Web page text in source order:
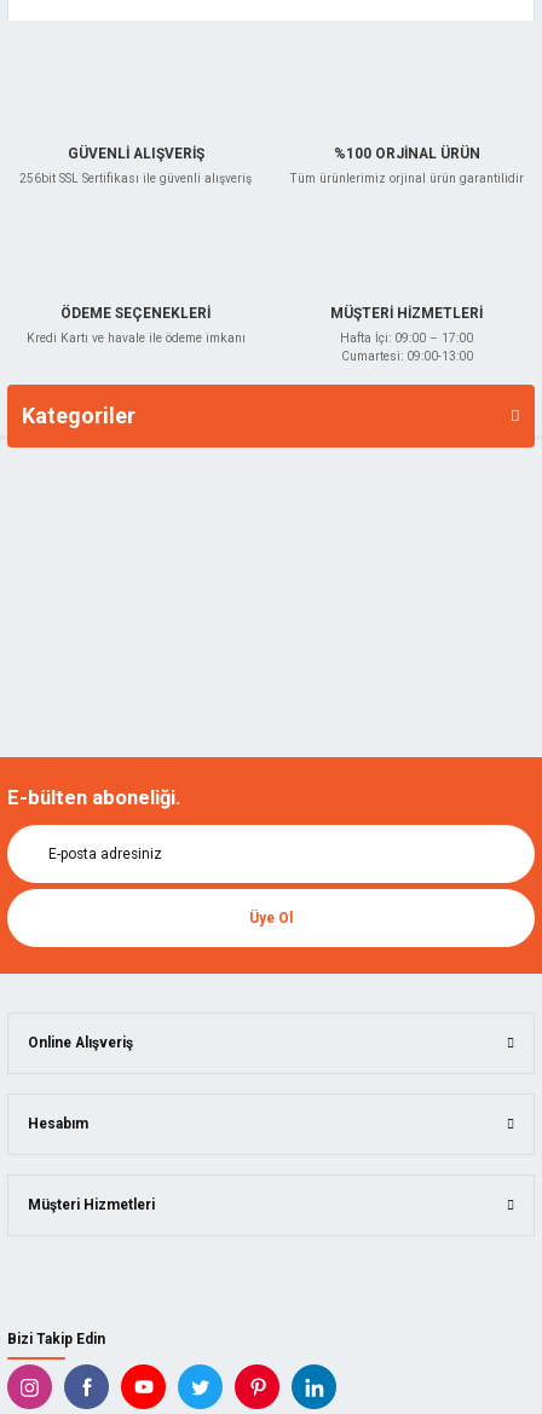
GÜVENLİ ALIŞVERİŞ
256bit SSL Sertifikası ile güvenli alışveriş
%100 ORJİNAL ÜRÜN
Tüm ürünlerimiz orjinal ürün garantilidir
ÖDEME SEÇENEKLERİ
Kredi Kartı ve havale ile ödeme imkanı
MÜŞTERİ HİZMETLERİ
Hafta İçi: 09:00 – 17:00
Cumartesi: 09:00-13:00
Kategoriler
Markalar
E-bülten aboneliği.
Üye Ol
Bizi Takip Edin
Online Alışveriş
Hesabım
Müşteri Hizmetleri